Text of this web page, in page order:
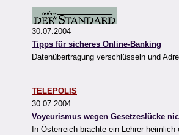
30.07.2004
Tipps für sicheres Online-Banking
Datenübertragung verschlüsseln und
TELEPOLIS
30.07.2004
Voyeurismus wegen Gesetzeslücke
In Österreich brachte ein Lehrer